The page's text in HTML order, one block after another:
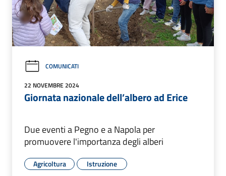
COMUNICATI
22 NOVEMBRE 2024
Giornata nazionale dell’albero ad Erice
Due eventi a Pegno e a Napola per
promuovere l'importanza degli alberi
Agricoltura Istruzione